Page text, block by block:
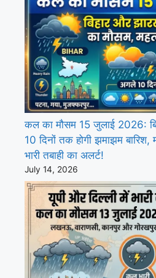
कल का मौसम 15 जुलाई 2026:
10 दिनों तक होगी झमाझम बारिश,
भारी तबाही का अलर्ट!
July 14, 2026